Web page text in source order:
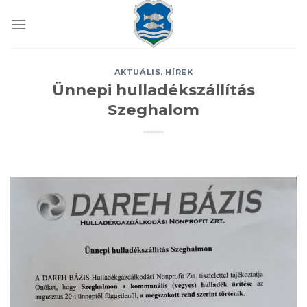
AKTUÁLIS, HÍREK
Ünnepi hulladékszállítás
Szeghalom